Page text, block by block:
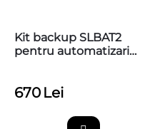
Kit backup SLBAT2
pentru automatizari
670 Lei